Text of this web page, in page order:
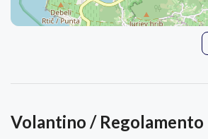
Volantino / Regolamento